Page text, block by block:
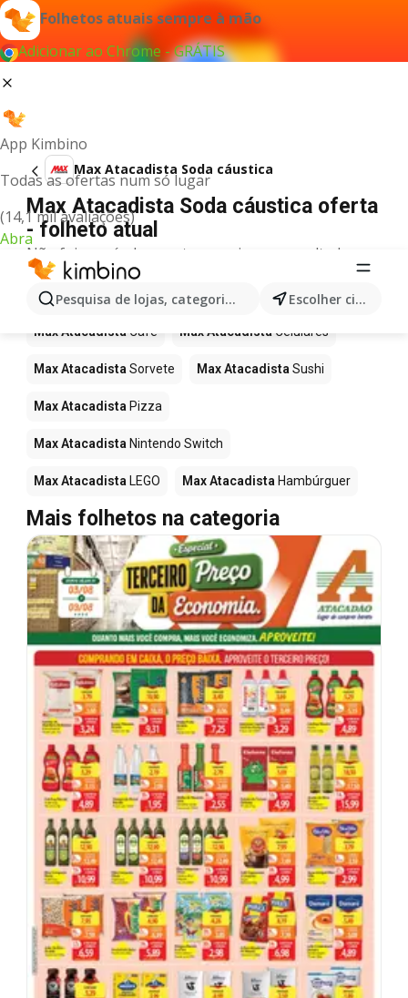
Folhetos atuais sempre à mão
Adicionar ao Chrome - GRÁTIS
App Kimbino
Todas as ofertas num só lugar
(14,1 mil avaliações)
Abra
Pesquisa de lojas, categorias,produtos... Escolher cidade
Max Atacadista Soda cáustica
Max Atacadista Soda cáustica oferta
- folheto atual
Não foi possível encontrar quaisquer resultados
para este termo.
Mais produtos em Max Atacadista
Max Atacadista Café Max Atacadista Celulares
Max Atacadista Sorvete Max Atacadista Sushi
Max Atacadista Pizza
Max Atacadista Nintendo Switch
Max Atacadista LEGO Max Atacadista Hambúrguer
Mais folhetos na categoria